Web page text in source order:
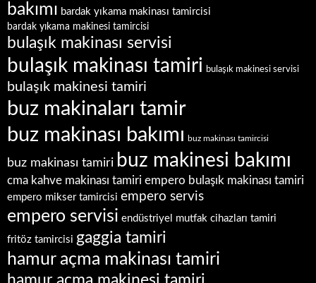
bakımı bardak yıkama makinası tamircisi
bardak yıkama makinesi tamircisi
bulaşık makinası servisi
bulaşık makinası tamiri bulaşık makinesi servisi
bulaşık makinesi tamiri
buz makinaları tamir
buz makinası bakımı buz makinası tamircisi
buz makinası tamiri buz makinesi bakımı
cma kahve makinası tamiri empero bulaşık makinası tamiri
empero mikser tamircisi empero servis
empero servisi endüstriyel mutfak cihazları tamiri
fritöz tamircisi gaggia tamiri
hamur açma makinası tamiri